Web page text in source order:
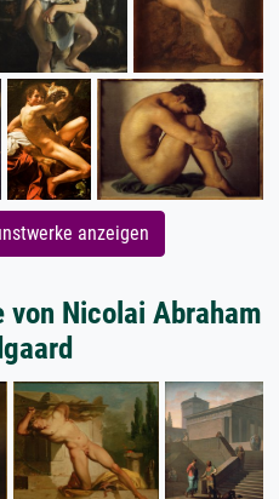
anzeigen
Nicolai Abraham